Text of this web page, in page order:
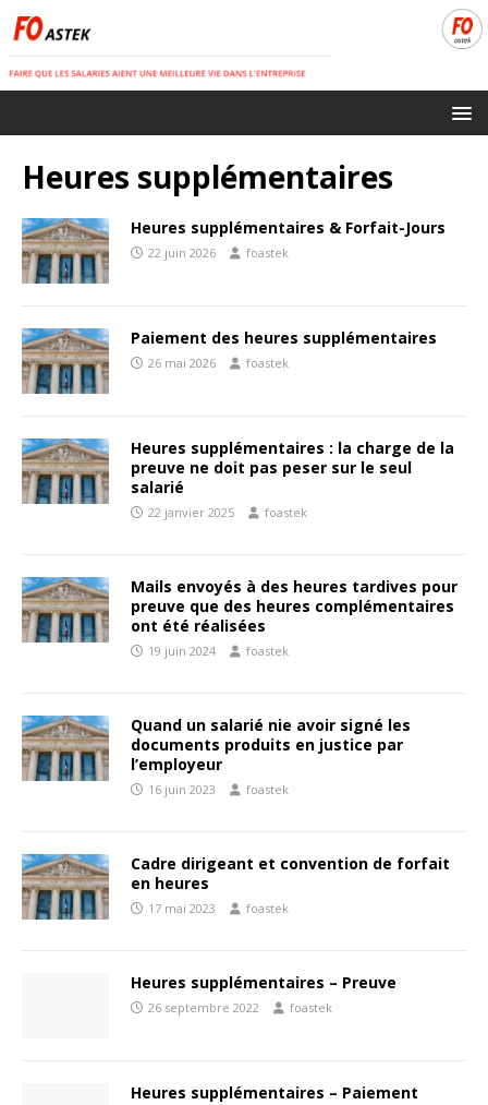
Heures supplémentaires
Heures supplémentaires & Forfait-Jours
22 juin 2026 foastek
Paiement des heures supplémentaires
26 mai 2026 foastek
Heures supplémentaires : la charge de la
preuve ne doit pas peser sur le seul
salarié
22 janvier 2025 foastek
Mails envoyés à des heures tardives pour
preuve que des heures complémentaires
ont été réalisées
19 juin 2024 foastek
Quand un salarié nie avoir signé les
documents produits en justice par
l’employeur
16 juin 2023 foastek
Cadre dirigeant et convention de forfait
en heures
17 mai 2023 foastek
Heures supplémentaires – Preuve
26 septembre 2022 foastek
Heures supplémentaires – Paiement